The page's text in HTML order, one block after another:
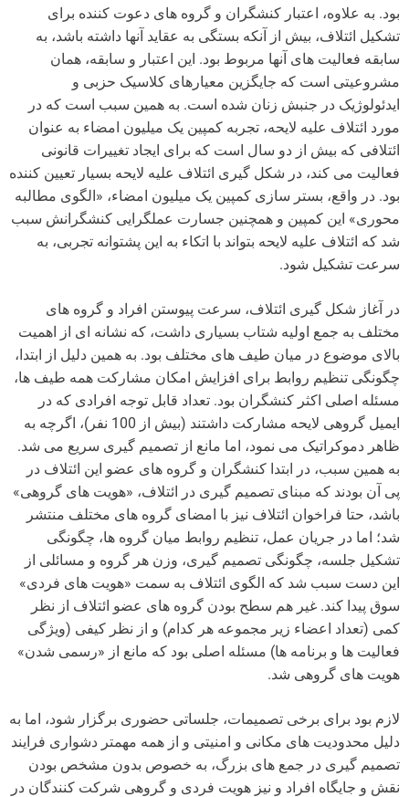
بود. به علاوه، اعتبار کنشگران و گروه های دعوت کننده برای
تشکیل ائتلاف، بیش از آنکه بستگی به عقاید آنها داشته باشد، به
سابقه فعالیت های آنها مربوط بود. این اعتبار و سابقه، همان
مشروعیتی است که جایگزین معیارهای کلاسیک حزبی و
ایدئولوژیک در جنبش زنان شده است. به همین سبب است که در
مورد ائتلاف علیه لایحه، تجربه کمپین یک میلیون امضاء به عنوان
ائتلافی که بیش از دو سال است که برای ایجاد تغییرات قانونی
فعالیت می کند، در شکل گیری ائتلاف علیه لایحه بسیار تعیین کننده
بود. در واقع، بستر سازی کمپین یک میلیون امضاء، «الگوی مطالبه
محوری» این کمپین و همچنین جسارت عملگرایی کنشگرانش سبب
شد که ائتلاف علیه لایحه بتواند با اتکاء به این پشتوانه تجربی، به
سرعت تشکیل شود.
در آغاز شکل گیری ائتلاف، سرعت پیوستن افراد و گروه های
مختلف به جمع اولیه شتاب بسیاری داشت، که نشانه ای از اهمیت
بالای موضوع در میان طیف های مختلف بود. به همین دلیل از ابتدا،
چگونگی تنظیم روابط برای افزایش امکان مشارکت همه طیف ها،
مسئله اصلی اکثر کنشگران بود. تعداد قابل توجه افرادی که در
ایمیل گروهی لایحه مشارکت داشتند (بیش از 100 نفر)، اگرچه به
ظاهر دموکراتیک می نمود، اما مانع از تصمیم گیری سریع می شد.
به همین سبب، در ابتدا کنشگران و گروه های عضو این ائتلاف در
پی آن بودند که مبنای تصمیم گیری در ائتلاف، «هویت های گروهی»
باشد، حتا فراخوان ائتلاف نیز با امضای گروه های مختلف منتشر
شد؛ اما در جریان عمل، تنظیم روابط میان گروه ها، چگونگی
تشکیل جلسه، چگونگی تصمیم گیری، وزن هر گروه و مسائلی از
این دست سبب شد که الگوی ائتلاف به سمت «هویت های فردی»
سوق پیدا کند. غیر هم سطح بودن گروه های عضو ائتلاف از نظر
کمی (تعداد اعضاء زیر مجموعه هر کدام) و از نظر کیفی (ویژگی
فعالیت ها و برنامه ها) مسئله اصلی بود که مانع از «رسمی شدن»
هویت های گروهی شد.
لازم بود برای برخی تصمیمات، جلساتی حضوری برگزار شود، اما به
دلیل محدودیت های مکانی و امنیتی و از همه مهمتر دشواری فرایند
تصمیم گیری در جمع های بزرگ، به خصوص بدون مشخص بودن
نقش و جایگاه افراد و نیز هویت فردی و گروهی شرکت کنندگان در